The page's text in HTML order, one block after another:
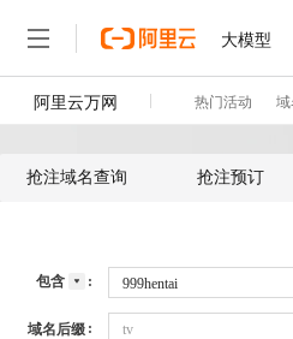
抢注域名查询 抢注预订
包含
域名后缀 tv